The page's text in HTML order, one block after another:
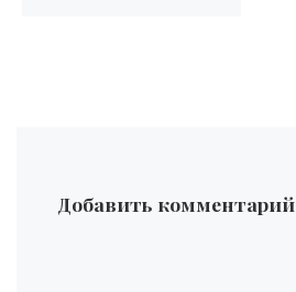
Добавить комментарий